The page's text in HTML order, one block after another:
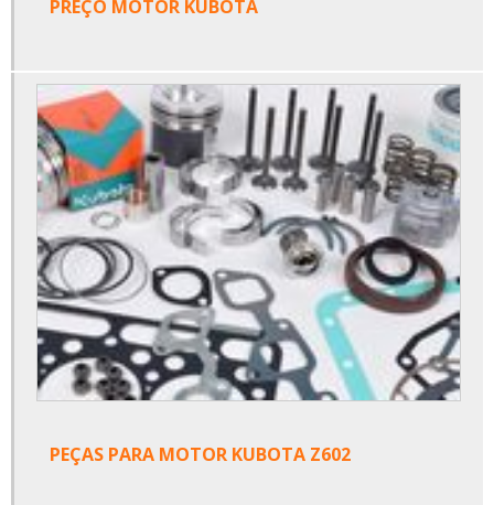
PREÇO MOTOR KUBOTA
PEÇAS PARA MOTOR KUBOTA Z602